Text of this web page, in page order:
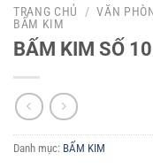
TRANG CHỦ / VĂN
BẤM KIM
BẤM KIM SỐ
Danh mục: BẤM KIM